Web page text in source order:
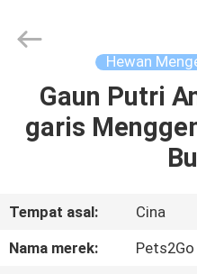
RUMAH
TENTANG
KAMI
Pets2Go
Trading
Hewan
Gaun Putri
garis
Tempat asal:
Cina
Nama merek:
Pets2Go